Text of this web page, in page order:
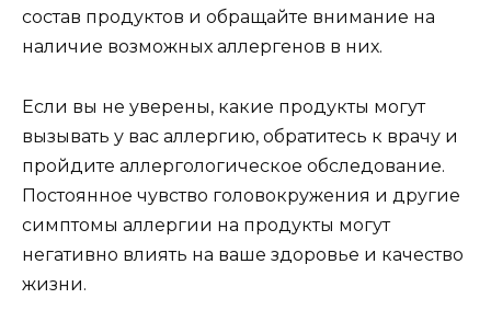
состав продуктов и обращайте внимание на
наличие возможных аллергенов в них.
Если вы не уверены, какие продукты могут
вызывать у вас аллергию, обратитесь к врачу и
пройдите аллергологическое обследование.
Постоянное чувство головокружения и другие
симптомы аллергии на продукты могут
негативно влиять на ваше здоровье и качество
жизни.